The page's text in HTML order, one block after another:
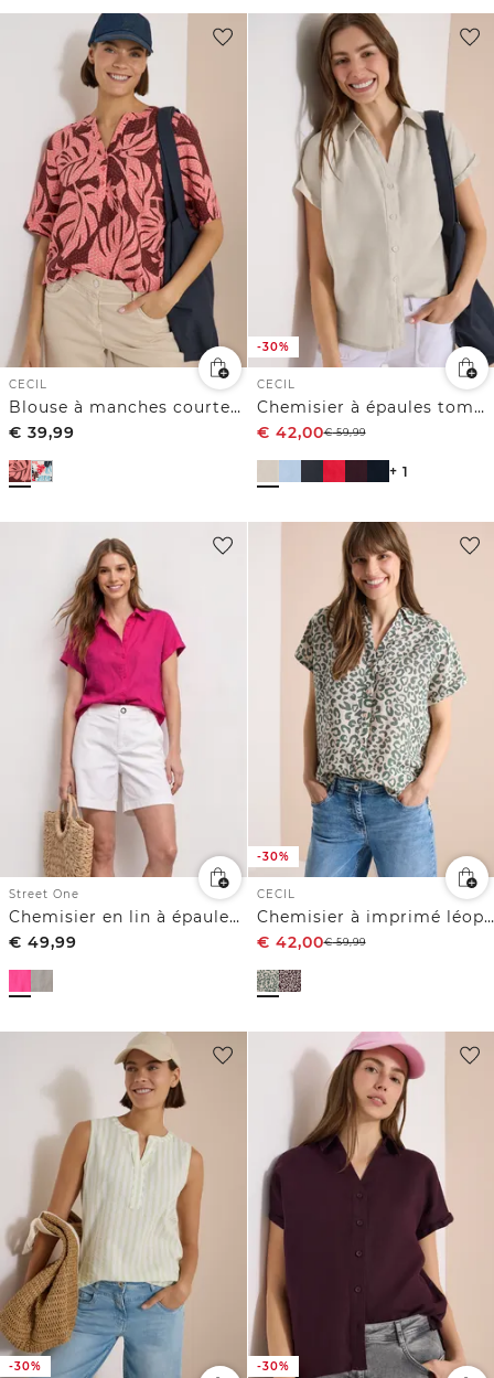
CECIL
Blouse à manches courtes avec col fendu
€ 39,99
-30%
CECIL
Chemisier à épaules tombantes en lin
€ 42,00€59,99
+ 1
Street One
Chemisier en lin à épaules tombantes
€ 49,99
-30%
CECIL
Chemisier à imprimé léopard en lin mélangé
€ 42,00€59,99
-30% -30%